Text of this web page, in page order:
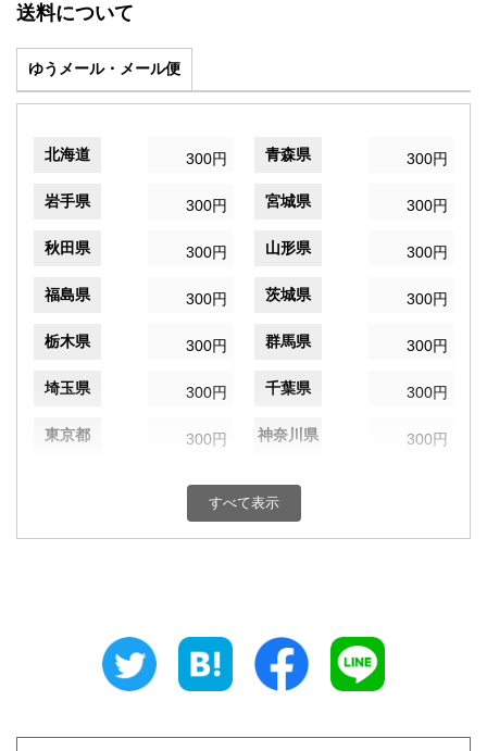
送料について
ゆうメール・メール便
北海道 300円 青森県 300円
岩手県 300円 宮城県 300円
秋田県 300円 山形県 300円
福島県 300円 茨城県 300円
栃木県 300円 群馬県 300円
埼玉県 300円 千葉県 300円
東京都 300円 神奈川県 300円
300円 富山県
300円 三重県
すべて表示